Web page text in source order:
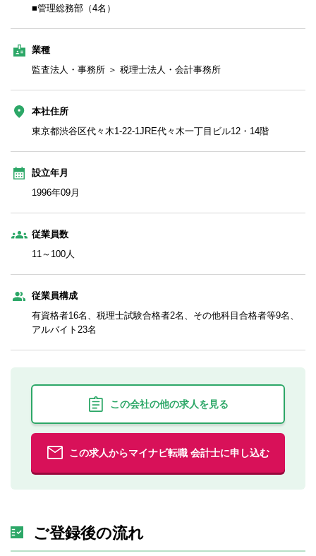
■管理総務部（4名）
業種
監査法人・事務所 ＞ 税理士法人・会計事務所
本社住所
東京都渋谷区代々木1-22-1JRE代々木一丁目ビル12・14階
設立年月
1996年09月
従業員数
11～100人
従業員構成
有資格者16名、税理士試験合格者2名、その他科目合格者等9名、
アルバイト23名
この会社の他の求人を見る
この求人からマイナビ転職 会計士に申し込む
ご登録後の流れ